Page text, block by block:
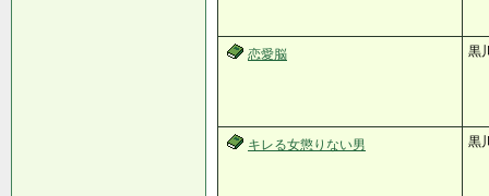
恋愛脳 黒
キレる女懲りない男 黒